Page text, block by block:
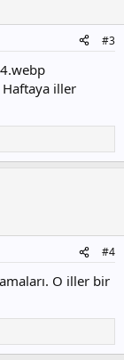
#3
iller
#4
O iller bir